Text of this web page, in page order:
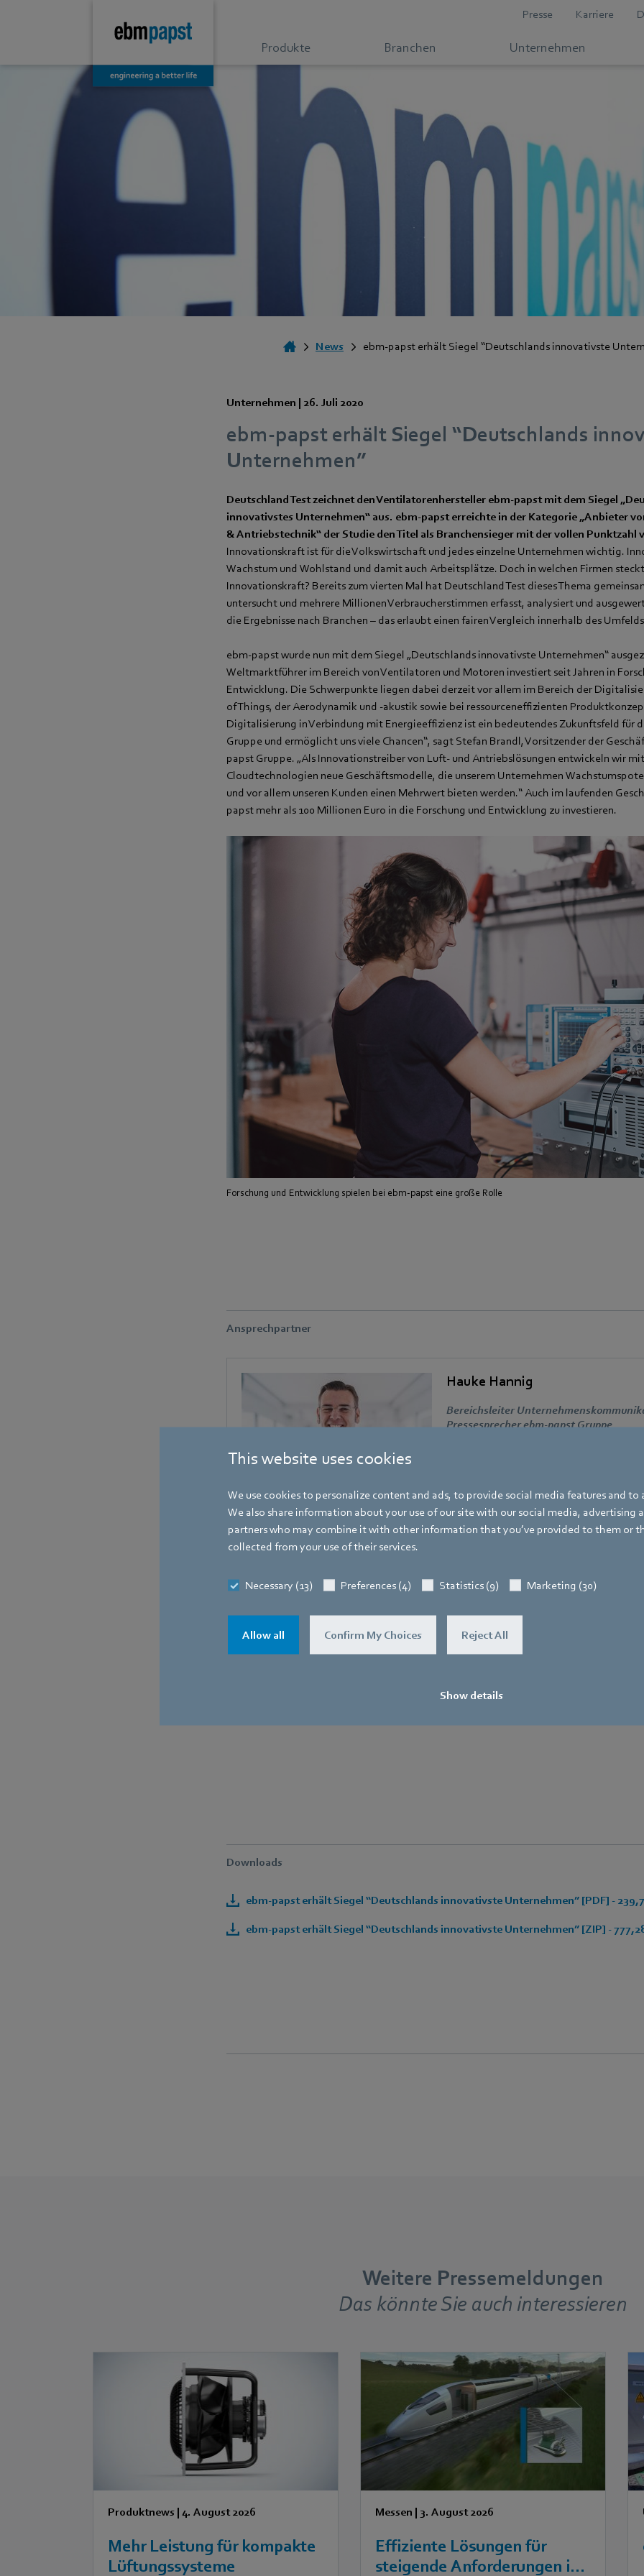
This website uses cookies
We use cookies to personalize content and ads, to provide social media features and to
We also share information about your use of our site with our social media, advertising
partners who may combine it with other information that you’ve provided to them or
collected from your use of their services.
Necessary (13) Preferences (4) Statistics (9) Marketing (30)
Allow all Confirm My Choices Reject All
Show details
Presse Karriere
Produkte Branchen Unternehmen
News ebm-papst erhält Siegel “Deutschlands innovativste
Unternehmen | 26. Juli 2020
ebm-papst erhält Siegel “Deutschlands
Unternehmen”
Deutschland Test zeichnet den Ventilatorenhersteller ebm-papst mit dem Siegel
innovativstes Unternehmen“ aus. ebm-papst erreichte in der Kategorie „Anbieter
& Antriebstechnik“ der Studie den Titel als Branchensieger mit der vollen Punktzahl
Innovationskraft ist für die Volkswirtschaft und jedes einzelne Unternehmen wichtig.
Wachstum und Wohlstand und damit auch Arbeitsplätze. Doch in welchen Firmen
Innovationskraft? Bereits zum vierten Mal hat Deutschland Test dieses Thema
untersucht und mehrere Millionen Verbraucherstimmen erfasst, analysiert und
die Ergebnisse nach Branchen – das erlaubt einen fairen Vergleich innerhalb des
ebm-papst wurde nun mit dem Siegel „Deutschlands innovativste Unternehmen“
Weltmarktführer im Bereich von Ventilatoren und Motoren investiert seit Jahren in
Entwicklung. Die Schwerpunkte liegen dabei derzeit vor allem im Bereich der
of Things, der Aerodynamik und -akustik sowie bei ressourceneffizienten
Digitalisierung in Verbindung mit Energieeffizienz ist ein bedeutendes Zukunftsfeld für
Gruppe und ermöglicht uns viele Chancen“, sagt Stefan Brandl, Vorsitzender der
papst Gruppe. „Als Innovationstreiber von Luft- und Antriebslösungen entwickeln wir
Cloudtechnologien neue Geschäftsmodelle, die unserem Unternehmen
und vor allem unseren Kunden einen Mehrwert bieten werden.“ Auch im laufenden
papst mehr als 100 Millionen Euro in die Forschung und Entwicklung zu investieren.
Forschung und Entwicklung spielen bei ebm-papst eine große Rolle
Ansprechpartner
Hauke Hannig
Bereichsleiter
Pressesprecher ebm-papst Gruppe
Telefon
+49 7938 81-7105
Mobile
E-Mail
Downloads
ebm-papst erhält Siegel “Deutschlands innovativste Unternehmen” [PDF] -
ebm-papst erhält Siegel “Deutschlands innovativste Unternehmen” [ZIP] -
Weitere Pressemeldungen
Das könnte Sie auch interessieren
Produktnews |4. August 2026
Mehr Leistung für kompakte
Lüftungssysteme
Messen | 3. August 2026
Effiziente Lösungen für
steigende Anforderungen in